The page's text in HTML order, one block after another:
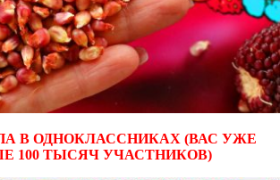
В ОДНОКЛАССНИКАХ (ВАС УЖЕ
100 ТЫСЯЧ УЧАСТНИКОВ)